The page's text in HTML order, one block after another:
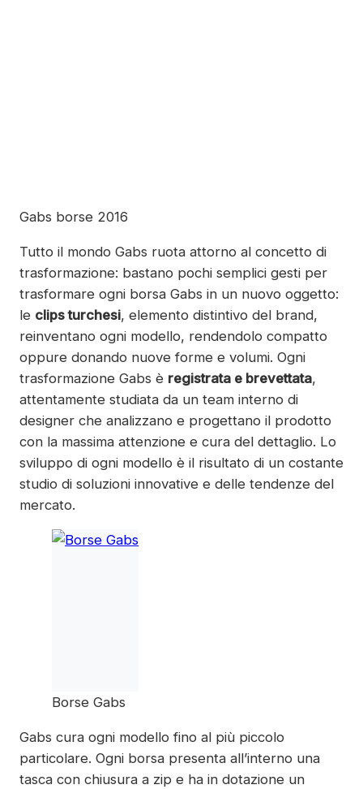
Gabs borse 2016
Tutto il mondo Gabs ruota attorno al concetto di
trasformazione: bastano pochi semplici gesti per
trasformare ogni borsa Gabs in un nuovo oggetto:
le clips turchesi, elemento distintivo del brand,
reinventano ogni modello, rendendolo compatto
oppure donando nuove forme e volumi. Ogni
trasformazione Gabs è registrata e brevettata,
attentamente studiata da un team interno di
designer che analizzano e progettano il prodotto
con la massima attenzione e cura del dettaglio. Lo
sviluppo di ogni modello è il risultato di un costante
studio di soluzioni innovative e delle tendenze del
mercato.
Borse Gabs
Gabs cura ogni modello fino al più piccolo
particolare. Ogni borsa presenta all’interno una
tasca con chiusura a zip e ha in dotazione un